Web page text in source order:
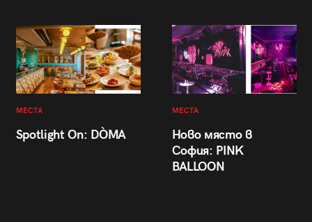
МЕСТА
Spotlight On: DÒMA
МЕСТА
Ново място в
София: PINK
BALLOON